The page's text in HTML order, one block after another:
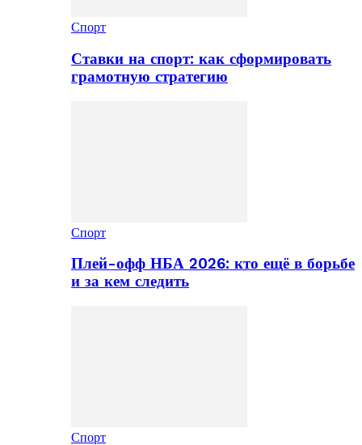
Спорт
Ставки на спорт: как сформировать
грамотную стратегию
Спорт
Плей-офф НБА 2026: кто ещё в борьбе
и за кем следить
Спорт